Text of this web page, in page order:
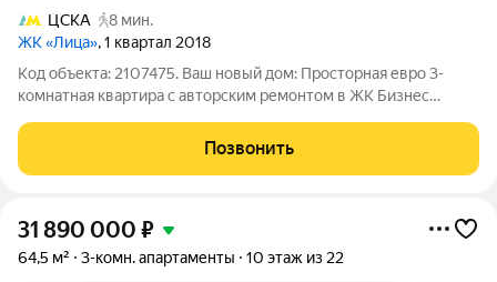
ЦСКА
8 мин.
ЖК «Лица», 1 квартал 2018
Код объекта: 2107475. Ваш новый дом: Просторная евро 3-
комнатная квартира с авторским ремонтом в ЖК Бизнес
где каждая деталь создана для комфортной жизни! Это не
просто квадратные метры, а
Позвонить
31 890 000 ₽
64,5 м² 3-комн. апартаменты 10 этаж из 22